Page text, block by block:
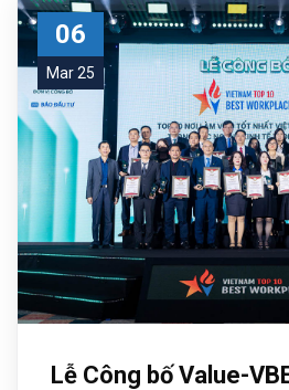
06
Mar 25
Lễ Công bố Value-